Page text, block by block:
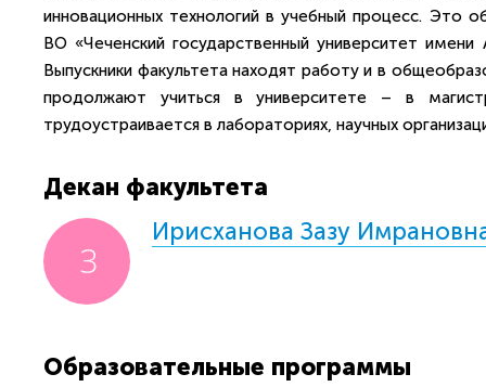
инновационных технологий в учебный процесс. Это
ВО «Чеченский государственный университет
Выпускники факультета находят работу и в
продолжают учиться в университете – в
трудоустраивается в лабораториях, научных
Декан факультета
Ирисханова Зазу
Образовательные программы